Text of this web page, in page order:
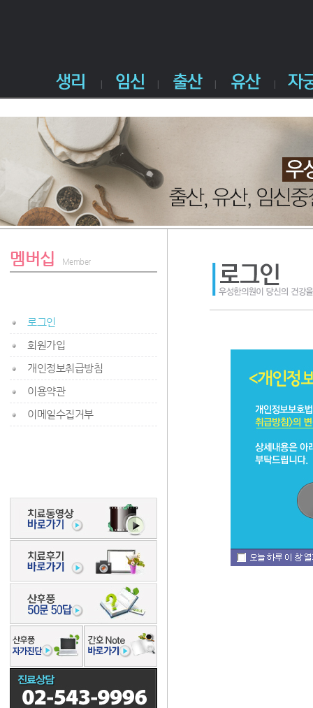
멤버십 Member
로그인
회원가입
개인정보취급방침
이용약관
이메일수집거부